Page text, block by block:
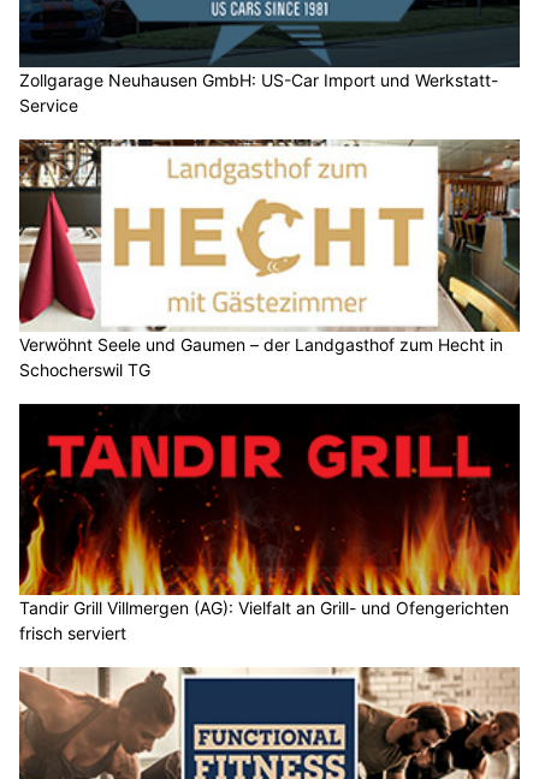
Zollgarage Neuhausen GmbH: US-Car Import und Werkstatt-
Service
Verwöhnt Seele und Gaumen – der Landgasthof zum Hecht in
Schocherswil TG
Tandir Grill Villmergen (AG): Vielfalt an Grill- und Ofengerichten
frisch serviert